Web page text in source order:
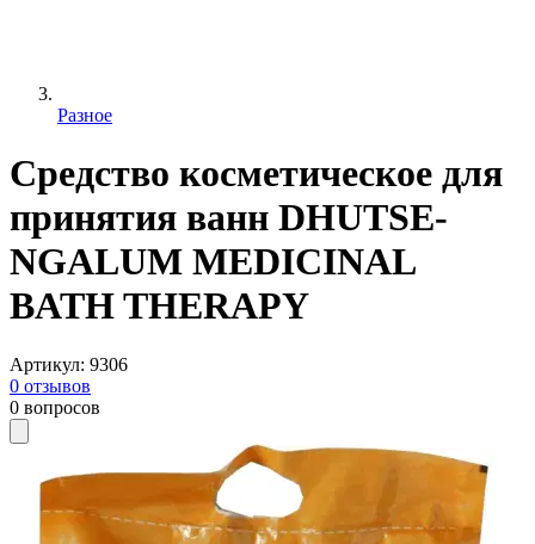
Разное
Средство косметическое для
принятия ванн DHUTSE-
NGALUM MEDICINAL
BATH THERAPY
Артикул: 9306
0 отзывов
0 вопросов